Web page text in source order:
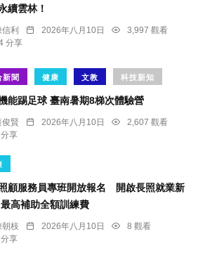
續雲林！
信利 2026年八月10日
3,997 觀看
分享
新聞 健康 文教 科技新知
能踢足球 臺南暑期8梯次體驗營
俊賢 2026年八月10日
2,607 觀看
享
顧服務員專班開放報名 開啟長照就業新
高補助全額訓練費
朝枝 2026年八月10日
8 觀看
享